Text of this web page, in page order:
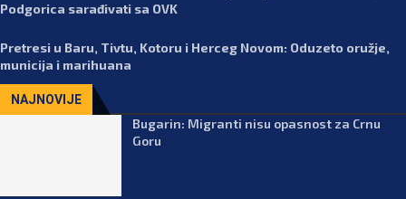
Podgorica sarađivati sa OVK
Pretresi u Baru, Tivtu, Kotoru i Herceg Novom: Oduzeto oružje,
municija i marihuana
NAJNOVIJE
Bugarin: Migranti nisu opasnost za Crnu
Goru